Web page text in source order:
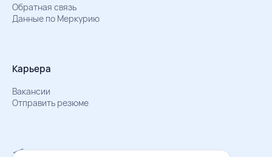
Обратная связь
Данные по Меркурию
Карьера
Вакансии
Отправить резюме
Мы в Телеграм